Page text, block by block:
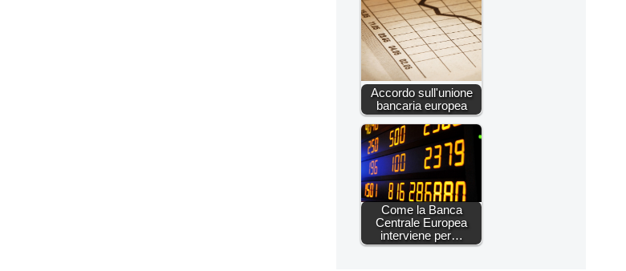
Accordo sull'unione
bancaria europea
Come la Banca
Centrale Europea
interviene per…